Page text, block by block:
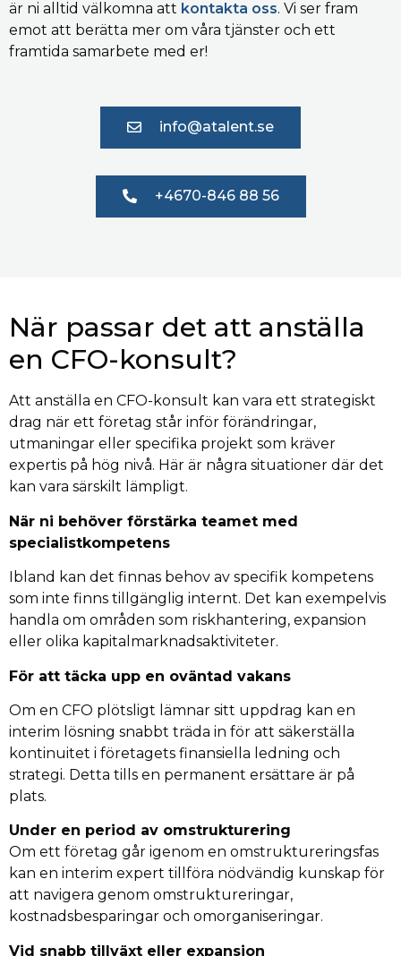
är ni alltid välkomna att kontakta oss. Vi ser fram
emot att berätta mer om våra tjänster och ett
framtida samarbete med er!
info@atalent.se
+4670-846 88 56
När passar det att anställa
en CFO-konsult?
Att anställa en CFO-konsult kan vara ett strategiskt
drag när ett företag står inför förändringar,
utmaningar eller specifika projekt som kräver
expertis på hög nivå. Här är några situationer där det
kan vara särskilt lämpligt.
När ni behöver förstärka teamet med
specialistkompetens
Ibland kan det finnas behov av specifik kompetens
som inte finns tillgänglig internt. Det kan exempelvis
handla om områden som riskhantering, expansion
eller olika kapitalmarknadsaktiviteter.
För att täcka upp en oväntad vakans
Om en CFO plötsligt lämnar sitt uppdrag kan en
interim lösning snabbt träda in för att säkerställa
kontinuitet i företagets finansiella ledning och
strategi. Detta tills en permanent ersättare är på
plats.
Under en period av omstrukturering
Om ett företag går igenom en omstruktureringsfas
kan en interim expert tillföra nödvändig kunskap för
att navigera genom omstruktureringar,
kostnadsbesparingar och omorganiseringar.
Vid snabb tillväxt eller expansion